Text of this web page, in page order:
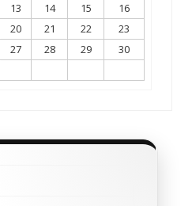
13 14 15
16
20 21 22
23
27 28 29
30